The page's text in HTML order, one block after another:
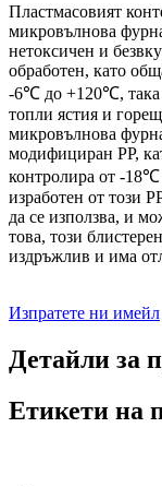
Пластмасовият
микровълнова
нетоксичен и
обработен, като
-6℃ до +120℃, така
топли ястия и
микровълнова
модифициран PP,
контролира от -
изработен от този
да се използва, и
това, този
издръжлив и има
Изпратете ни имейл
Детайли за
Етикети на